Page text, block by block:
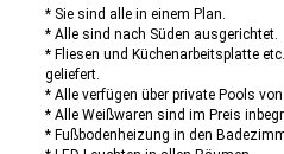
* Sie sind alle in einem Plan.
* Alle sind nach Süden ausgerichtet.
* Fliesen und Küchenarbeitsplatte
geliefert.
* Alle verfügen über private Pools
* Alle Weißwaren sind im Preis
* Fußbodenheizung in den